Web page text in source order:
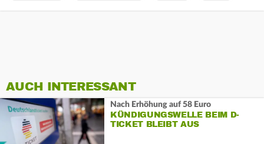
AUCH INTERESSANT
Nach Erhöhung auf 58 Euro
KÜNDIGUNGSWELLE BEIM D-
TICKET BLEIBT AUS